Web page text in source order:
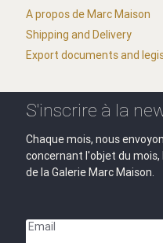
A propos de Marc Maison
Shipping and Delivery
Export documents and
S'inscrire à la
Chaque mois, nous
concernant l'objet du
de la Galerie Marc Maison.
Email